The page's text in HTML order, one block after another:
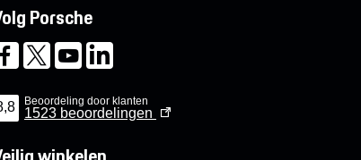
Porsche
Beoordeling door klanten
1523 beoordelingen